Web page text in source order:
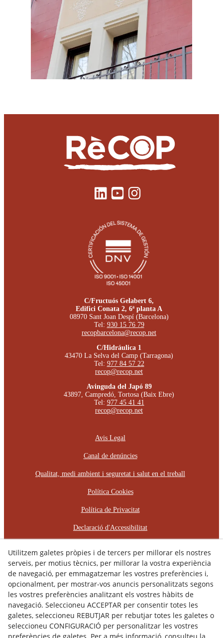
C/Fructuós Gelabert 6,
Edifici Conata 2, 6ª planta A
08970 Sant Joan Despí (Barcelona)
Tel: 930 15 76 79
recopbarcelona@recop.net
C/Hidráulica 1
43470 La Selva del Camp (Tarragona)
Tel: 977 84 57 22
recop@recop.net
Avinguda del Japó 89
43897, Campredó, Tortosa (Baix Ebre)
Tel: 977 45 41 41
recop@recop.net
Avis Legal
Canal de denúncies
Qualitat, medi ambient i seguretat i salut en el treball
Política Cookies
Política de Privacitat
Declaració d'Accessibilitat
Protocol d'Assetjament Laboral
© 08/2026 RÈCOP RESTAURACIONS
ARQUITECTÒNIQUES, S.L. - Tots els drets reservats.
Utilitzem galetes pròpies i de tercers per millorar els nostres
serveis, per motius tècnics, per millorar la vostra experiència
de navegació, per emmagatzemar les vostres preferències i,
opcionalment, per mostrar-vos anuncis personalitzats segons
les vostres preferències analitzant els vostres hàbits de
navegació. Seleccioneu ACCEPTAR per consentir totes les
galetes, seleccioneu REBUTJAR per rebutjar totes les galetes o
seleccioneu CONFIGURACIÓ per personalitzar les vostres